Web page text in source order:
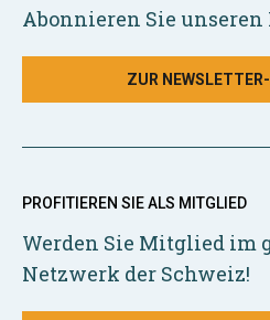
Abonnieren Sie
ZUR
PROFITIEREN SIE ALS MITGLIED
Werden Sie Mitglied im
Netzwerk der Schweiz!